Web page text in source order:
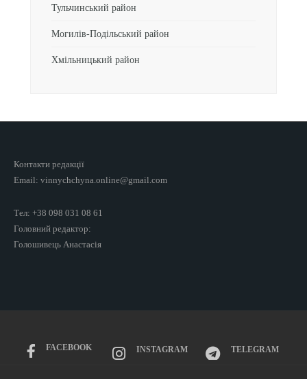
Тульчинський район
Могилів-Подільський район
Хмільницький район
Контакти редакції
Email: vinnychchyna.online@gmail.com
Тел: +38 098 031 08 61
Головний редактор:
Голошивець Анастасія
FACEBOOK INSTAGRAM TELEGRAM